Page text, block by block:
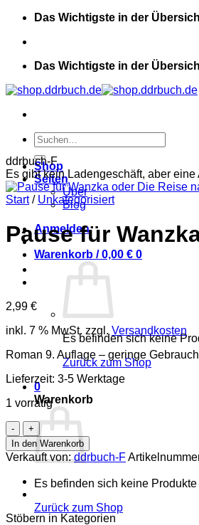
Zum
springen
Das Wichtigste in der
Das Wichtigste in der
Suchen
nach:
Shop
Seiten
Über
Blog
Anmelden
Warenkorb /0,00 € 0
Es befinden sich keine
Zurück zum Shop
0
Warenkorb
Es befinden sich keine
Zurück zum Shop
ddrbuch-F
Es gibt kein Ladengeschäft, aber eine
Start / Unkategorisiert
Pause für
2,99 €
inkl. 7 % MwSt. zzgl. Versandkosten
Roman 9. Auflage – geringe
Lieferzeit: 3-5 Werktage
1 vorrätig
Pause
für
Wanzka
oder
Die
Reise
nach
Descansar
In den Warenkorb
Verkauft von:ddrbuch-F
Stöbern in Kategorien